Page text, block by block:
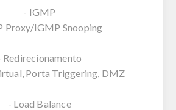
- IGMP
Proxy/IGMP Snooping
Redirecionamento
Porta Triggering, DMZ
- Load Balance